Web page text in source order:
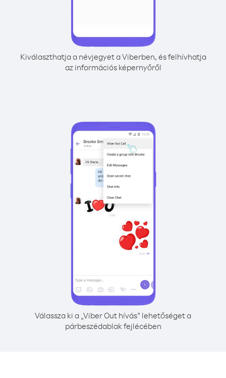
Kiválaszthatja a névjegyet a Viberben, és felhívhatja
az információs képernyőről
Válassza ki a „Viber Out hívás” lehetőséget a
párbeszédablak fejlécében